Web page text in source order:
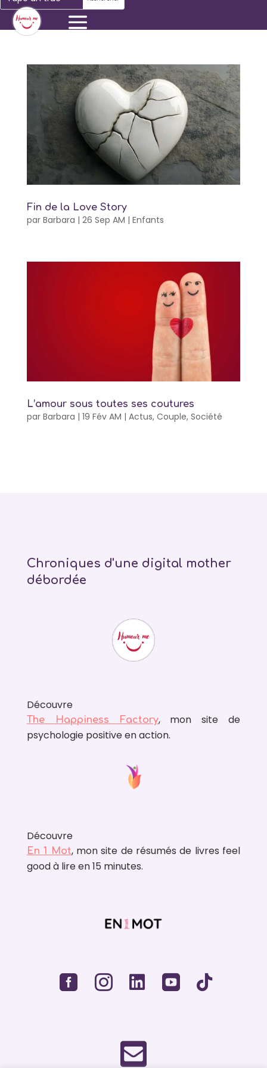
Fin de la Love Story
par Barbara | 26 Sep AM | Enfants
L’amour sous toutes ses coutures
par Barbara | 19 Fév AM | Actus, Couple, Société
Chroniques d'une digital mother
débordée
Découvre
The Happiness Factory, mon site de
psychologie positive en action.
Découvre
En 1 Mot, mon site de résumés de livres feel
good à lire en 15 minutes.
    
